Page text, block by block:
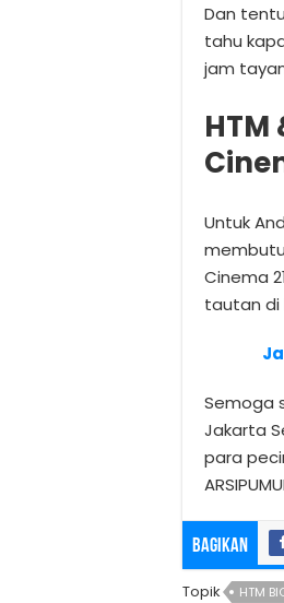
Dan
tahu
jam
HTM
Untuk
Cinema
tautan di
Semoga
Jakarta
para
Bagikan
Topik
HTM